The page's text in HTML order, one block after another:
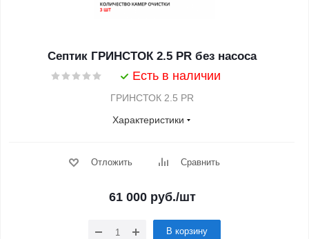
Септик ГРИНСТОК 2.5 PR без насоса
Есть в наличии
ГРИНСТОК 2.5 PR
Характеристики
Отложить Сравнить
61 000руб./шт
В корзину